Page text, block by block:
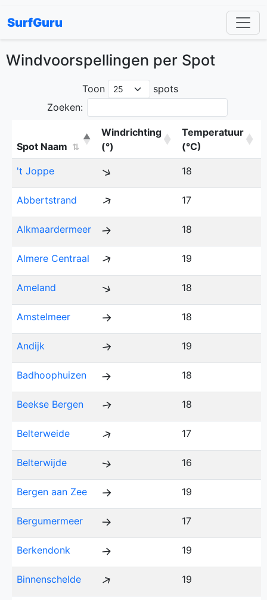
SurfGuru
Windvoorspellingen per Spot
Toon
spots
Zoeken:
Spot Naam ⇅
Windrichting
(°)
Temperatuur
(°C)
't Joppe ↑ 18
Abbertstrand ↑ 17
Alkmaardermeer ↑ 18
Almere Centraal ↑ 19
Ameland ↑ 18
Amstelmeer ↑ 18
Andijk ↑ 19
Badhoophuizen ↑ 18
Beekse Bergen ↑ 18
Belterweide ↑ 17
Belterwijde ↑ 16
Bergen aan Zee ↑ 19
Bergumermeer ↑ 17
Berkendonk ↑ 19
Binnenschelde ↑ 19